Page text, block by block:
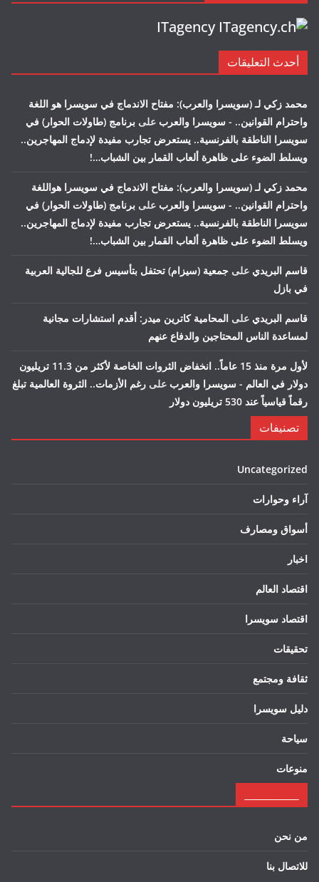
ITagency
أحدث التعليقات
محمد زكي لـ (سويسرا والعرب): مفتاح الاندماج في سويسرا هو اللغة
واحترام القوانين.. - سويسرا والعرب على برنامج (طاولات الحوار) في
سويسرا الناطقة بالفرنسية.. يستعرض تجارب مفيدة لإدماج المهاجرين..
ويسلط الضوء على ظاهرة ألعاب القمار بين الشباب…!
محمد زكي لـ (سويسرا والعرب): مفتاح الاندماج في سويسرا هواللغة
واحترام القوانين.. - سويسرا والعرب على برنامج (طاولات الحوار) في
سويسرا الناطقة بالفرنسية.. يستعرض تجارب مفيدة لإدماج المهاجرين..
ويسلط الضوء على ظاهرة ألعاب القمار بين الشباب…!
قاسم البريدي على جمعية (سيزام) تحتفل بتأسيس فرع للجالية العربية
في بازل
قاسم البريدي على المحامية كاترين ميدر: أقدم استشارات مجانية
لمساعدة الناس المحتاجين والدفاع عنهم
لأول مرة منذ 15 عاماً.. انخفاض الثروات الخاصة لأكثر من 11.3 تريليون
دولار في العالم - سويسرا والعرب على رغم الأزمات.. الثروة العالمية تبلغ
رقماً قياسياً عند 530 تريليون دولار
تصنيفات
Uncategorized
آراء وحوارات
أسواق ومصارف
اخبار
اقتصاد العالم
اقتصاد سويسرا
تحقيقات
ثقافة ومجتمع
دليل سويسرا
سياحة
منوعات
من نحن
للاتصال بنا